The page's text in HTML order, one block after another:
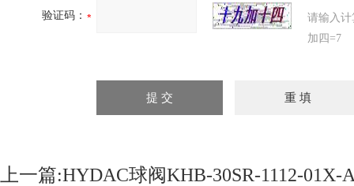
验证码：
请输入
加四=7
上一篇:HYDAC球阀KHB-30SR-1112-01X-